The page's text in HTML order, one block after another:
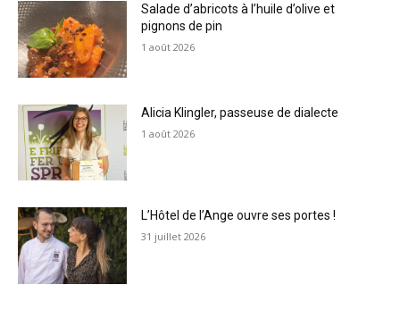
Salade d’abricots à l’huile d’olive et
pignons de pin
1 août 2026
Alicia Klingler, passeuse de dialecte
1 août 2026
L’Hôtel de l’Ange ouvre ses portes !
31 juillet 2026